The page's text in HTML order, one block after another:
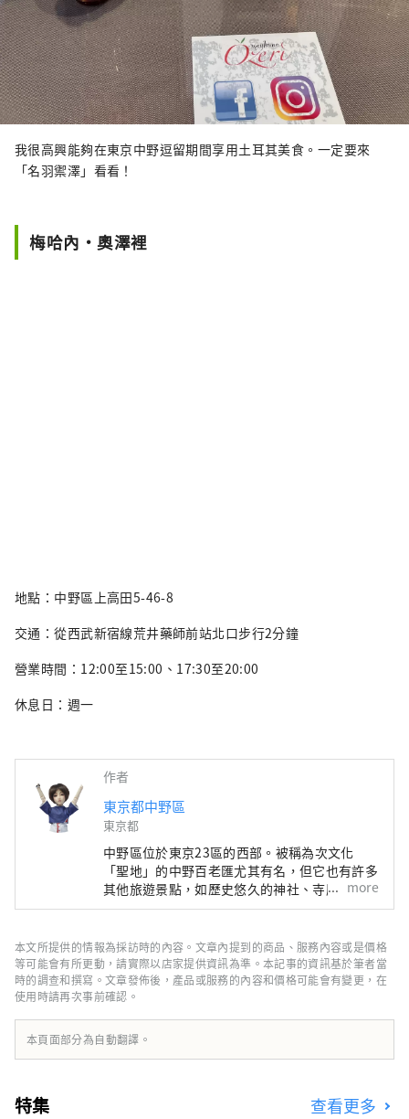
我很高興能夠在東京中野逗留期間享用土耳其美食。一定要來
「名羽禦澤」看看！
梅哈內·奧澤裡
地點：中野區上高田5-46-8
交通：從西武新宿線荒井藥師前站北口步行2分鐘
營業時間：12:00至15:00、17:30至20:00
休息日：週一
作者
東京都中野區
東京都
中野區位於東京23區的西部。被稱為次文化
「聖地」的中野百老匯尤其有名，但它也有許多
其他旅遊景點，如歷史悠久的神社、寺廟和美
食。 中野站週邊地區正在進行據說每100年一次
很多面貌，比如繁華的商店街，充滿了老式的人
文氣息。這座城市的這種多樣性也與這座城市的
特徵有關，這座城市居住著來自約 120 個國家
的約 17,000 人。
more
本文所提供的情報為採訪時的內容。文章內提到的商品、服務內容或是價格
等可能會有所更動，請實際以店家提供資訊為準。本記事的資訊基於筆者當
時的調查和撰寫。文章發佈後，產品或服務的內容和價格可能會有變更，在
使用時請再次事前確認。
本頁面部分為自動翻譯。
特集 查看更多